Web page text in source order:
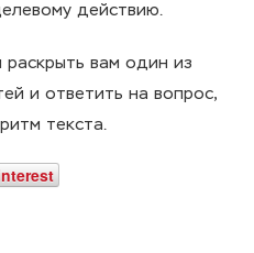
действию.
вам один из
и ответить на вопрос,
текста.